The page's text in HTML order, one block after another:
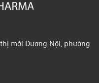
mới Dương Nội, phường